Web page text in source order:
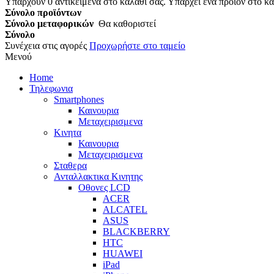
Σύνολο προϊόντων
Σύνολο μεταφορικών Θα καθοριστεί
Σύνολο
Συνέχεια στις αγορές Προχωρήστε στο ταμείο
Μενού
Home
Τηλεφωνια
Smartphones
Καινουρια
Μεταχειρισμενα
Κινητα
Καινουρια
Μεταχειρισμενα
Σταθερα
Ανταλλακτικα Κινητης
Οθονες LCD
ACER
ALCATEL
ASUS
BLACKBERRY
HTC
HUAWEI
iPad